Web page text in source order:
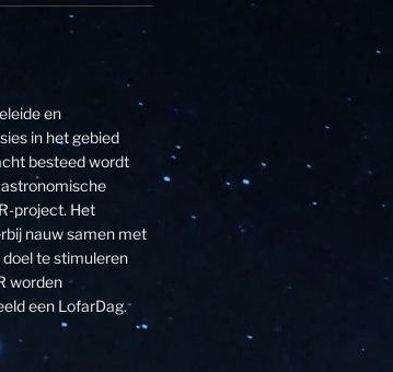
en
in het gebied
besteed wordt
project. Het
nauw samen met
te stimuleren
worden
een LofarDag.